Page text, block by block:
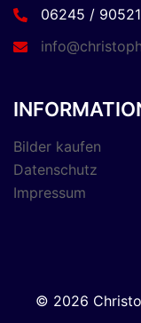
06245 /
Bilder kaufen
Datenschutz
Impressum
© 2026